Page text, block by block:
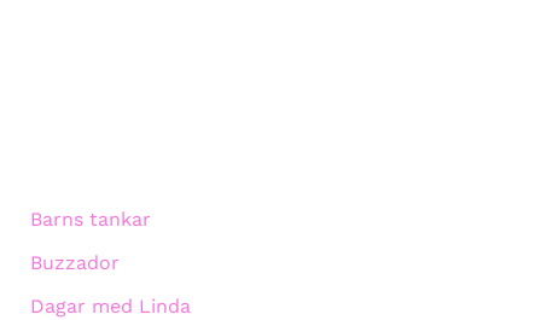
Barns tankar
Buzzador
Dagar med Linda